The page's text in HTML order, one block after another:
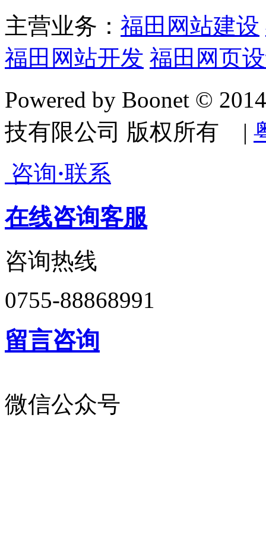
主营业务： 福田网站建设
福田网站开发 福田网页
Powered by Boonet ©
技有限公司 版权所有 |
咨询·联系
在线咨询客服
咨询热线
0755-88868991
留言咨询
微信公众号